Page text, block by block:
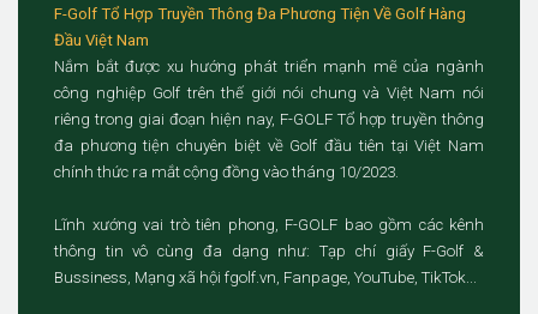
F-Golf Tổ Hợp Truyền Thông Đa Phương Tiện Về Golf Hàng
Đầu Việt Nam
Nắm bắt được xu hướng phát triển mạnh mẽ của ngành
công nghiệp Golf trên thế giới nói chung và Việt Nam nói
riêng trong giai đoạn hiện nay, F-GOLF Tổ hợp truyền thông
đa phương tiện chuyên biệt về Golf đầu tiên tại Việt Nam
chính thức ra mắt cộng đồng vào tháng 10/2023.
Lĩnh xướng vai trò tiên phong, F-GOLF bao gồm các kênh
thông tin vô cùng đa dạng như: Tạp chí giấy F-Golf &
Bussiness, Mạng xã hội fgolf.vn, Fanpage, YouTube, TikTok...